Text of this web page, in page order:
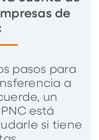
de
pasos para
a
un
está
si tiene